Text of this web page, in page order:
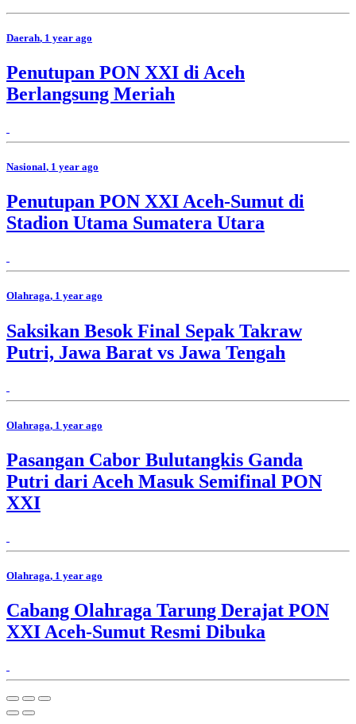
Daerah, 1 year ago
Penutupan PON XXI di Aceh
Berlangsung Meriah
Nasional, 1 year ago
Penutupan PON XXI Aceh-Sumut di
Stadion Utama Sumatera Utara
Olahraga, 1 year ago
Saksikan Besok Final Sepak Takraw
Putri, Jawa Barat vs Jawa Tengah
Olahraga, 1 year ago
Pasangan Cabor Bulutangkis Ganda
Putri dari Aceh Masuk Semifinal PON
XXI
Olahraga, 1 year ago
Cabang Olahraga Tarung Derajat PON
XXI Aceh-Sumut Resmi Dibuka